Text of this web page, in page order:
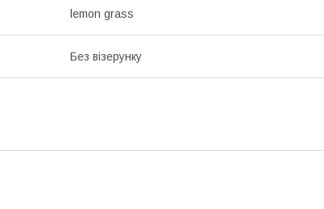
lemon grass
Без візерунку